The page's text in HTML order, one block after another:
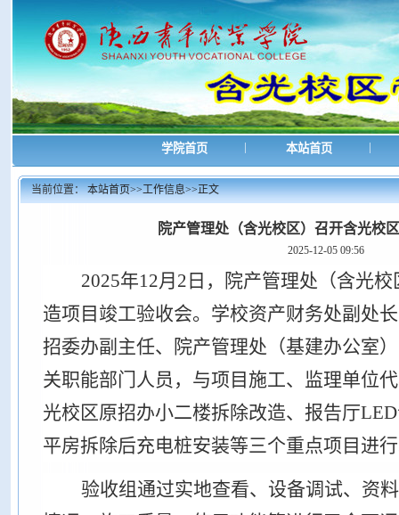
学院首页 | 本站首页 |
当前位置：本站首页>>工作信息>>正文
院产管理处（含光校区）召开含光校
2025-12-05 09:56
2025年12月2日，院产管理处（含光
造项目竣工验收会。学校资产财务处副处
招委办副主任、院产管理处（基建办公室）
关职能部门人员，与项目施工、监理单位
光校区原招办小二楼拆除改造、 报告厅
平房拆除后充电桩安装等三个重点项目进
验收组通过实地查看、设备调试、资